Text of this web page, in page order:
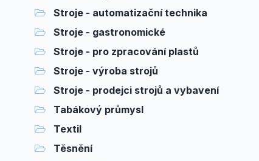
Stroje - automatizační technika
Stroje - gastronomické
Stroje - pro zpracování plastů
Stroje - výroba strojů
Stroje - prodejci strojů a vybavení
Tabákový průmysl
Textil
Těsnění